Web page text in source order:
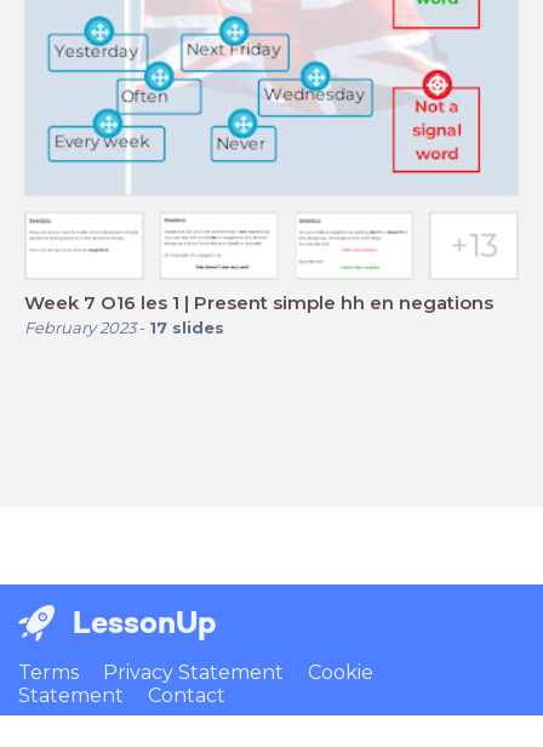
Week 7 O16 les 1 | Present simple hh en negations
February 2023- 17 slides
LessonUp
Terms Privacy Statement
Cookie
Statement
Contact